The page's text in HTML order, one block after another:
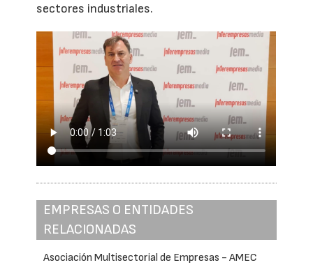
sectores industriales.
EMPRESAS O ENTIDADES
RELACIONADAS
Asociación Multisectorial de Empresas - AMEC